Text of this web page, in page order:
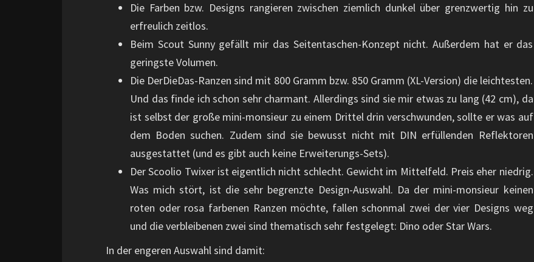
Die Farben bzw. Designs rangieren zwischen ziemlich dunkel über grenzwertig hin zu
erfreulich zeitlos.
Beim Scout Sunny gefällt mir das Seitentaschen-Konzept nicht. Außerdem hat er das
geringste Volumen.
Die DerDieDas-Ranzen sind mit 800 Gramm bzw. 850 Gramm (XL-Version) die leichtesten.
Und das finde ich schon sehr charmant. Allerdings sind sie mir etwas zu lang (42 cm), da
ist selbst der große mini-monsieur zu einem Drittel drin verschwunden, sollte er was auf
dem Boden suchen. Zudem sind sie bewusst nicht mit DIN erfüllenden Reflektoren
ausgestattet (und es gibt auch keine Erweiterungs-Sets).
Der Scoolio Twixer ist eigentlich nicht schlecht. Gewicht im Mittelfeld. Preis eher niedrig.
Was mich stört, ist die sehr begrenzte Design-Auswahl. Da der mini-monsieur keinen
roten oder rosa farbenen Ranzen möchte, fallen schonmal zwei der vier Designs weg
und die verbleibenen zwei sind thematisch sehr festgelegt: Dino oder Star Wars.
In der engeren Auswahl sind damit: